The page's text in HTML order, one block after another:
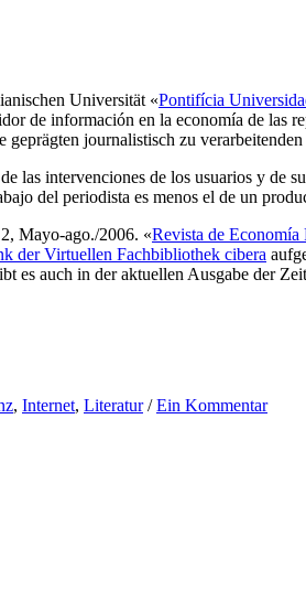
Universität «Pontifícia
de información en la economía de las
journalistisch zu
las intervenciones de los usuarios y de
del periodista es menos el de un
Mayo-ago./2006. «Revista de
der Virtuellen Fachbibliothek cibera
es auch in der aktuellen Ausgabe der
, Internet, Literatur/Ein Kommentar